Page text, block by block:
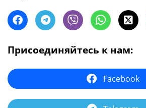
Присоединяйтесь к нам:
Facebook